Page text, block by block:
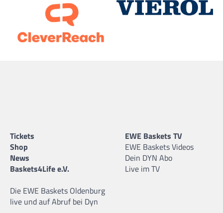
Tickets
Shop
News
Baskets4Life e.V.
Die EWE Baskets Oldenburg
live und auf Abruf bei Dyn
EWE Baskets TV
EWE Baskets Videos
Dein DYN Abo
Live im TV